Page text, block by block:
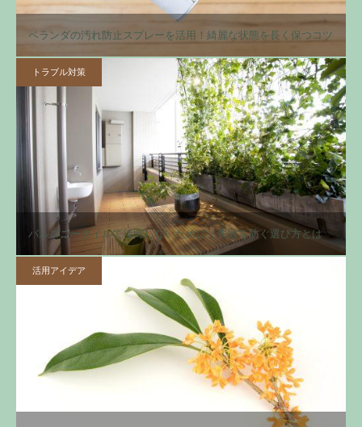
ベランダの汚れ防止スプレーを活用！綺麗な状態を長く保つコツ
トラブル対策
バルコニータイルで後悔しないために｜失敗を防ぐ選び方とは
活用アイデア